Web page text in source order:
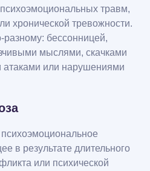
травм,
хронической тревожности.
бессонницей,
мыслями, скачками
атаками или нарушениями
в результате длительного
или психической